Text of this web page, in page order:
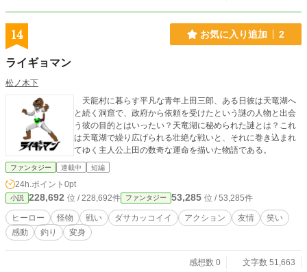
14 お気に入り追加 2
ライギョマン
松ノ木下
天龍村に暮らす平凡な青年上田三郎、ある日彼は天竜湖へ
と続く洞窟で、政府から依頼を受けたという謎の人物と出会
う彼の目的とはいったい？天竜湖に秘められた謎とは？これ
は天竜湖で繰り広げられる壮絶な戦いと、それに巻き込まれ
てゆく主人公上田の数奇な運命を描いた物語である。
ファンタジー 連載中 短編
24h.ポイント 0pt
小説 228,692 位 / 228,692件 ファンタジー 53,285 位 / 53,285件
ヒーロー 怪物 戦い ダサカッコイイ アクション 友情
笑い
感動
釣り 変身
感想数 0
文字数 51,663